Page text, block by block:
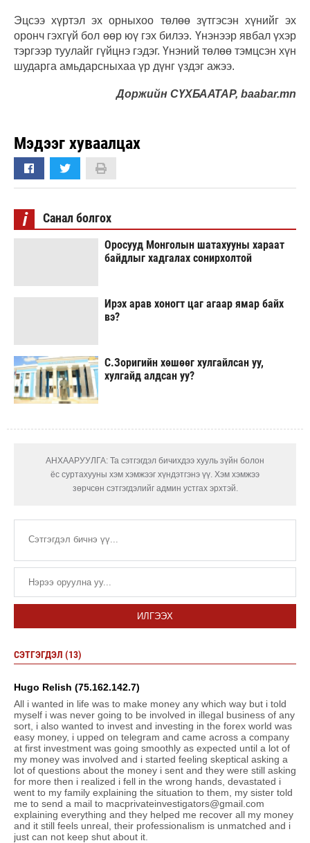
Эцсээ хүртэл эх орныхоо төлөө зүтгэсэн хүнийг эх
оронч гэхгүй бол өөр юү гэх билээ. Үнэнээр явбал үхэр
тэргээр туулайг гүйцнэ гэдэг. Үнэний төлөө тэмцсэн хүн
шударга амьдарсныхаа үр дүнг үздэг ажээ.
Доржийн СҮХБААТАР, baabar.mn
Мэдээг хуваалцах
i Санал болгох
Оросууд Монголын шатахууны хараат
байдлыг хадгалах сонирхолтой
Ирэх арав хоногт цаг агаар ямар байх
вэ?
С.Зоригийн хөшөөг хулгайлсан уу,
хулгайд алдсан уу?
АНХААРУУЛГА: Та сэтгэгдэл бичихдээ хууль зүйн болон
ёс суртахууны хэм хэмжээг хүндэтгэнэ үү. Хэм хэмжээ
зөрчсөн сэтгэгдэлийг админ устгах эрхтэй.
ИЛГЭЭХ
СЭТГЭГДЭЛ (13)
Hugo Relish (75.162.142.7)
All i wanted in life was to make money any which way but i told
myself i was never going to be involved in illegal business of any
sort, i also wanted to invest and investing in the forex world was
easy money, i upped on telegram and came across a company
at first investment was going smoothly as expected until a lot of
my money was involved and i started feeling skeptical asking a
lot of questions about the money i sent and they were still asking
for more then i realized i fell in the wrong hands, devastated i
went to my family explaining the situation to them, my sister told
me to send a mail to macprivateinvestigators@gmail.com
explaining everything and they helped me recover all my money
and it still feels unreal, their professionalism is unmatched and i
just can not keep shut about it.